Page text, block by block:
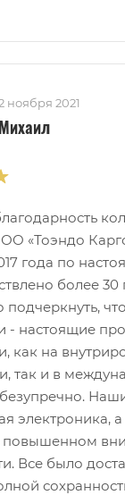
ноября 2021
Михаил
«Тоэндо
года по
более 30
- настоящие
как на
так и в
электроника, а
повышенном
Все было